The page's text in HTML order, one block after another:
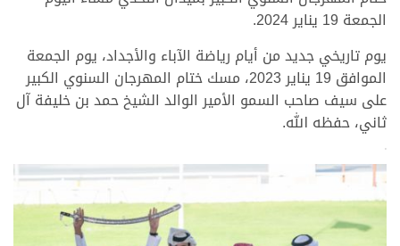
الجمعة 19 يناير 2024.
يوم تاريخي جديد من أيام رياضة الآباء والأجداد، يوم الجمعة
الموافق 19 يناير 2023، مسك ختام المهرجان السنوي الكبير
على سيف صاحب السمو الأمير الوالد الشيخ حمد بن خليفة آل
ثاني، حفظه الله.
>